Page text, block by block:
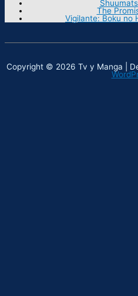
The
Vigilante: Boku no
Copyright © 2026 Tv y Manga |